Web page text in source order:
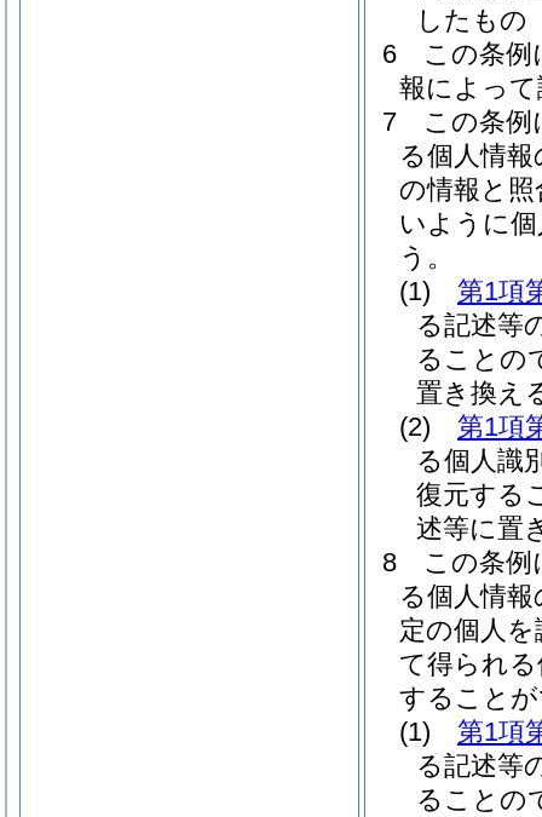
したもの
6
この条例
報によっ
7
この条例
る個人情
の情報と
いように
う。
(1)
第1項
る記述等
ることの
置き換え
(2)
第1項
る個人識
復元する
述等に置
8
この条例
る個人情
定の個人
て得られ
すること
(1)
第1項
る記述等
ることの